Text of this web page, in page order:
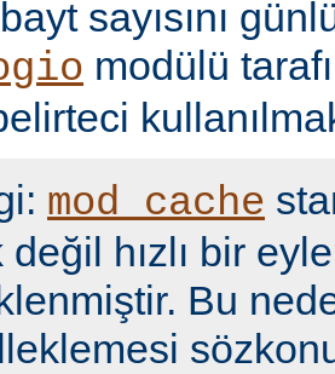
sayısını
modülü
mod_cache
değil hızlı bir
Bu